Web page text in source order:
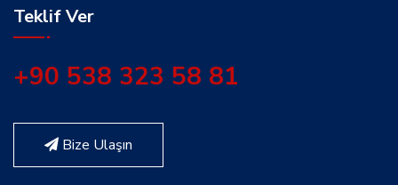
Teklif Ver
+90 538 323 58 81
Bize Ulaşın